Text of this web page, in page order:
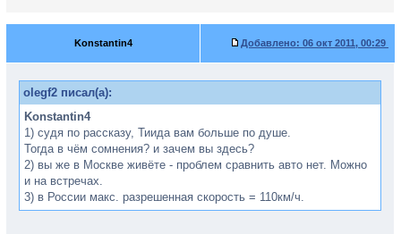
Konstantin4 Добавлено: 06 окт 2011, 00:29
olegf2 писал(а):
Konstantin4
1) судя по рассказу, Тиида вам больше по душе.
Тогда в чём сомнения? и зачем вы здесь?
2) вы же в Москве живёте - проблем сравнить авто нет. Можно
и на встречах.
3) в России макс. разрешенная скорость = 110км/ч.